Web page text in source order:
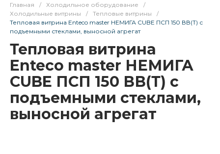
Главная / Холодильное оборудование
/
Холодильные витрины
/ Тепловые витрины
/
Тепловая витрина Enteco master НЕМИГА CUBE ПСП 150 ВВ(Т) с
подъемными стеклами, выносной агрегат
Тепловая витрина
Enteco master НЕМИГА
CUBE ПСП 150 ВВ(Т) с
подъемными стеклами,
выносной агрегат